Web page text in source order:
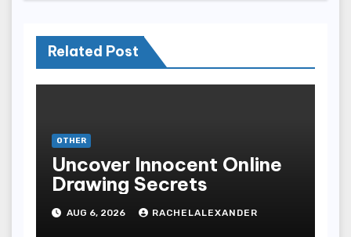
Related Post
OTHER
Uncover Innocent Online
Drawing Secrets
AUG 6, 2026 RACHELALEXANDER